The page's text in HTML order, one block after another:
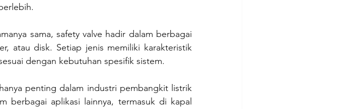
sama, safety valve hadir dalam berbagai
atau disk. Setiap jenis memiliki karakteristik
dengan kebutuhan spesifik sistem.
penting dalam industri pembangkit listrik
berbagai aplikasi lainnya, termasuk di kapal